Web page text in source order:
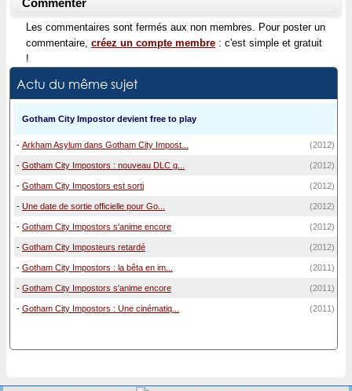
Commenter
Les commentaires sont fermés aux non membres. Pour poster un
commentaire, créez un compte membre : c'est simple et gratuit
!
Actu du même sujet
Gotham City Impostor devient free to play
- Arkham Asylum dans Gotham City Impost... (2012)
- Gotham City Impostors : nouveau DLC g... (2012)
- Gotham City Impostors est sorti (2012)
- Une date de sortie officielle pour Go... (2012)
- Gotham City Impostors s'anime encore (2012)
- Gotham City Imposteurs retardé (2012)
- Gotham City Impostors : la bêta en im... (2011)
- Gotham City Impostors s'anime encore (2011)
- Gotham City Impostors : Une cinématiq... (2011)